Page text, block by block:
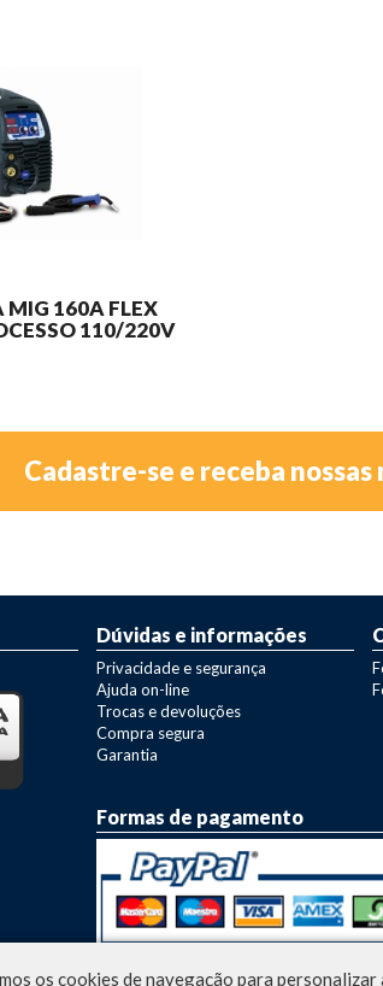
160A FLEX
110/220V
Cadastre-se e receba
Dúvidas e informações
Privacidade e segurança
Ajuda on-line
Trocas e devoluções
Compra segura
Garantia
Formas de pagamento
os cookies de navegação para